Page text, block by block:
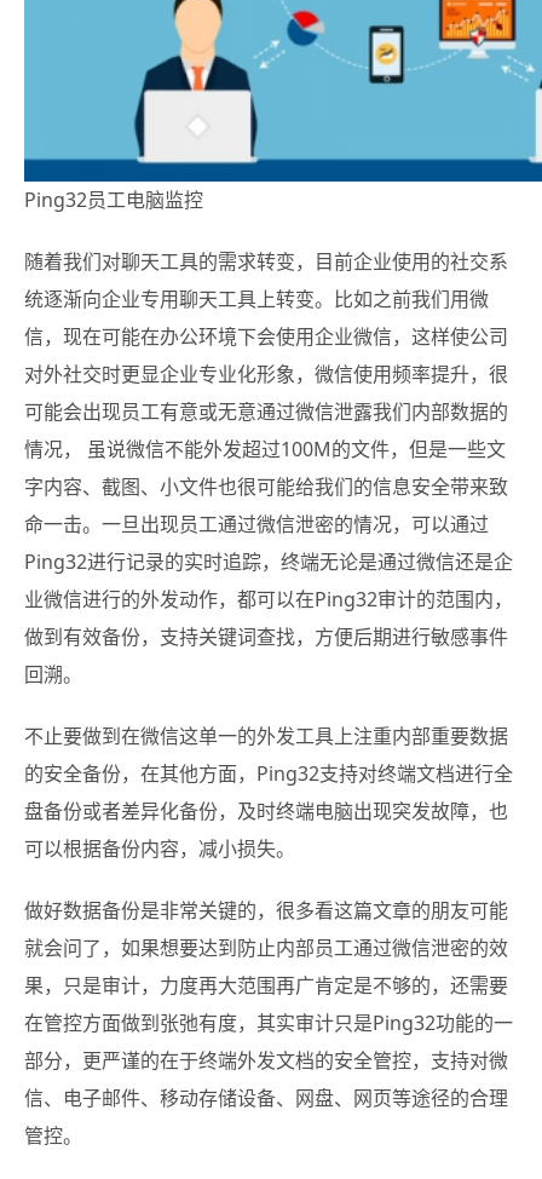
Ping32员工电脑监控
随着我们对聊天工具的需求转变，目前企业使用的社交系
统逐渐向企业专用聊天工具上转变。 比如之前我们用微
信，现在可能在办公环境下会使用企业微信，这样使公司
对外社交时更显企业专业化形象，微信使用频率提升，很
可能会出现员工有意或无意通过微信泄露我们内部数据的
情况， 虽说微信不能外发超过100M的文件，但是一些文
字内容、截图、小文件也很可能给我们的信息安全带来致
命一击。一旦出现员工通过微信泄密的情况，可以通过
Ping32进行记录的实时追踪，终端无论是通过微信还是企
业微信进行的外发动作，都可以在Ping32审计的范围内，
做到有效备份，支持关键词查找，方便后期进行敏感事件
回溯。
不止要做到在微信这单一的外发工具上注重内部重要数据
的安全备份，在其他方面，Ping32支持对终端文档进行全
盘备份或者差异化备份，及时终端电脑出现突发故障，也
可以根据备份内容，减小损失。
做好数据备份是非常关键的，很多看这篇文章的朋友可能
就会问了，如果想要达到防止内部员工通过微信泄密的效
果，只是审计，力度再大范围再广肯定是不够的，还需要
在管控方面做到张弛有度，其实审计只是Ping32功能的一
部分，更严谨的在于终端外发文档的安全管控，支持对微
信、电子邮件、移动存储设备、网盘、网页等途径的合理
管控。